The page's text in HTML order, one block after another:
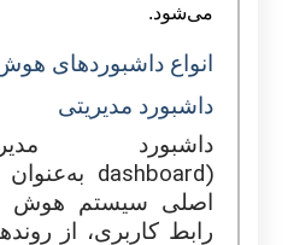
می‌شود.
انواع داشبوردهای
داشبورد مدیریتی
داشبورد
dashboard)
اصلی سیستم هوش
رابط کاربری، از